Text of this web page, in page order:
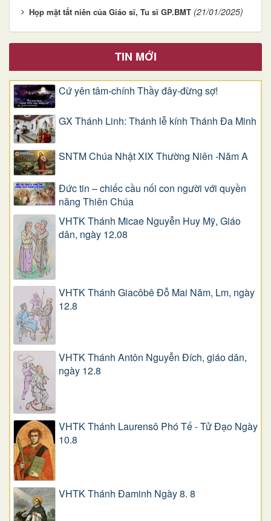
Họp mặt tất niên của Giáo sĩ, Tu sĩ GP.BMT (21/01/2025)
TIN MỚI
Cứ yên tâm-chính Thầy đây-đừng sợ!
GX Thánh Linh: Thánh lễ kính Thánh Đa Minh
SNTM Chúa Nhật XIX Thường Niên -Năm A
Đức tin – chiếc cầu nối con người với quyền
năng Thiên Chúa
VHTK Thánh Micae Nguyễn Huy Mỹ, Giáo
dân, ngày 12.08
VHTK Thánh Giacôbê Ðỗ Mai Năm, Lm, ngày
12.8
VHTK Thánh Antôn Nguyễn Ðích, giáo dân,
ngày 12.8
VHTK Thánh Laurensô Phó Tế - Tử Đạo Ngày
10.8
VHTK Thánh Đaminh Ngày 8. 8